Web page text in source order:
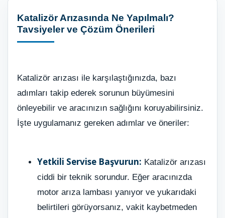
Katalizör Arızasında Ne Yapılmalı?
Tavsiyeler ve Çözüm Önerileri
Katalizör arızası ile karşılaştığınızda, bazı
adımları takip ederek sorunun büyümesini
önleyebilir ve aracınızın sağlığını koruyabilirsiniz.
İşte uygulamanız gereken adımlar ve öneriler:
Yetkili Servise Başvurun: Katalizör arızası
ciddi bir teknik sorundur. Eğer aracınızda
motor arıza lambası yanıyor ve yukarıdaki
belirtileri görüyorsanız, vakit kaybetmeden